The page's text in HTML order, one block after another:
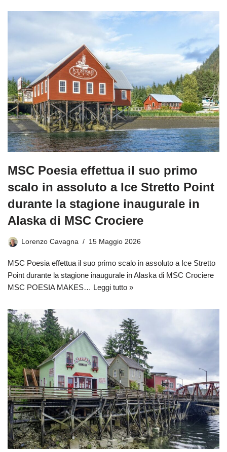
MSC Poesia effettua il suo primo
scalo in assoluto a Ice Stretto Point
durante la stagione inaugurale in
Alaska di MSC Crociere
Lorenzo Cavagna 15 Maggio 2026
MSC Poesia effettua il suo primo scalo in assoluto a Ice Stretto
Point durante la stagione inaugurale in Alaska di MSC Crociere
MSC POESIA MAKES… Leggi tutto »